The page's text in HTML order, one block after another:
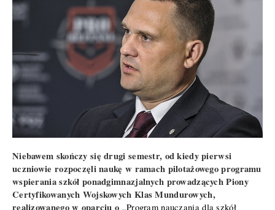
Niebawem skończy się drugi semestr, od kiedy pierwsi
uczniowie rozpoczęli naukę w ramach pilotażowego programu
wspierania szkół ponadgimnazjalnych prowadzących Piony
Certyfikowanych Wojskowych Klas Mundurowych,
realizowanego w oparciu o „Program nauczania dla szkół